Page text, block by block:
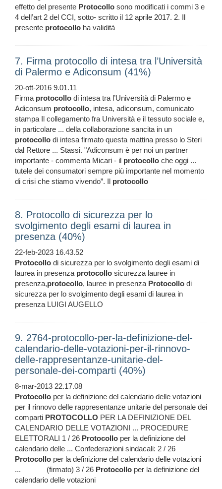
effetto del presente Protocollo sono modificati i commi 3 e
4 dell’art 2 del CCI, sotto- scritto il 12 aprile 2017. 2. Il
presente protocollo ha validità
7. Firma protocollo di intesa tra l’Università
di Palermo e Adiconsum (41%)
20-ott-2016 9.01.11
Firma protocollo di intesa tra l’Università di Palermo e
Adiconsum protocollo, intesa, adiconsum, comunicato
stampa Il collegamento fra Università e il tessuto sociale e,
in particolare ... della collaborazione sancita in un
protocollo di intesa firmato questa mattina presso lo Steri
dal Rettore ... Stassi. "Adiconsum è per noi un partner
importante - commenta Micari - il protocollo che oggi ...
tutele dei consumatori sempre più importante nel momento
di crisi che stiamo vivendo”. Il protocollo
8. Protocollo di sicurezza per lo
svolgimento degli esami di laurea in
presenza (40%)
22-feb-2023 16.43.52
Protocollo di sicurezza per lo svolgimento degli esami di
laurea in presenza protocollo sicurezza lauree in
presenza,protocollo, lauree in presenza Protocollo di
sicurezza per lo svolgimento degli esami di laurea in
presenza LUIGI AUGELLO
9. 2764-protocollo-per-la-definizione-del-
calendario-delle-votazioni-per-il-rinnovo-
delle-rappresentanze-unitarie-del-
personale-dei-comparti (40%)
8-mar-2013 22.17.08
Protocollo per la definizione del calendario delle votazioni
per il rinnovo delle rappresentanze unitarie del personale dei
comparti PROTOCOLLO PER LA DEFINIZIONE DEL
CALENDARIO DELLE VOTAZIONI ... PROCEDURE
ELETTORALI 1 / 26 Protocollo per la definizione del
calendario delle ... Confederazioni sindacali: 2 / 26
Protocollo per la definizione del calendario delle votazioni
... (firmato) 3 / 26 Protocollo per la definizione del
calendario delle votazioni